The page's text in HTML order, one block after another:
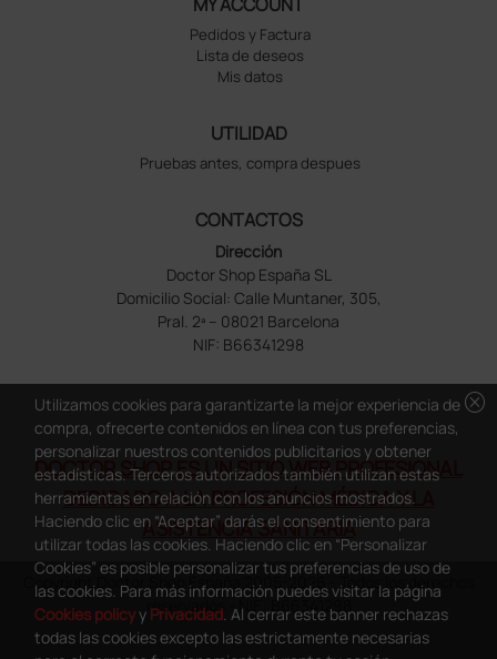
Pedidos y Factura
Lista de deseos
Mis datos
UTILIDAD
Pruebas antes, compra despues
CONTACTOS
Dirección
Doctor Shop España SL
Domicilio Social: Calle Muntaner, 305,
Pral. 2ª – 08021 Barcelona
NIF: B66341298
DOCTOR SHOP ES UN SITIO WEB PROFESIONAL
DEDICADO A LA PROFESIÓN MÉDICA Y LA
ASISTENCIA SANITARIA
Copyright Doctor Shop España 2005-2026 - Todos los derechos
reservados - NIF.: B66341298
cancel
Utilizamos cookies para garantizarte la mejor experiencia de
compra, ofrecerte contenidos en línea con tus preferencias,
personalizar nuestros contenidos publicitarios y obtener
estadísticas. Terceros autorizados también utilizan estas
herramientas en relación con los anuncios mostrados.
Haciendo clic en “Aceptar” darás el consentimiento para
utilizar todas las cookies. Haciendo clic en “Personalizar
Cookies” es posible personalizar tus preferencias de uso de
las cookies. Para más información puedes visitar la página
Cookies policyy Privacidad. Al cerrar este banner rechazas
todas las cookies excepto las estrictamente necesarias